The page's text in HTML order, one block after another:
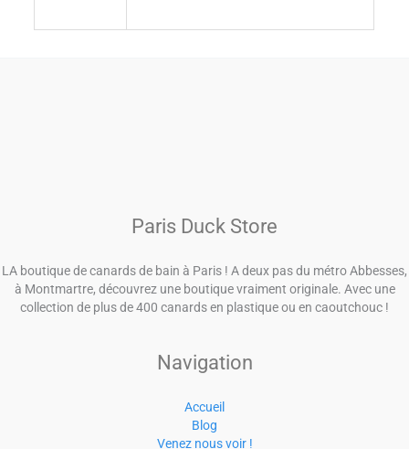
Paris Duck Store
LA boutique de canards de bain à Paris ! A deux pas du métro Abbesses,
à Montmartre, découvrez une boutique vraiment originale. Avec une
collection de plus de 400 canards en plastique ou en caoutchouc !
Navigation
Accueil
Blog
Venez nous voir !